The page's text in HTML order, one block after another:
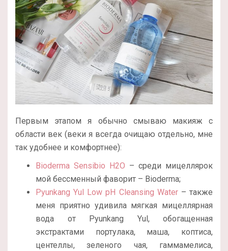
Первым этапом я обычно смываю макияж с
области век (веки я всегда очищаю отдельно, мне
так удобнее и комфортнее):
Bioderma Sensibio H2O – среди мицеллярок
мой бессменный фаворит – Bioderma;
Pyunkang Yul Low pH Cleansing Water– также
меня приятно удивила мягкая мицеллярная
вода от Pyunkang Yul, обогащенная
экстрактами портулака, маша, коптиса,
центеллы, зеленого чая, гаммамелиса,